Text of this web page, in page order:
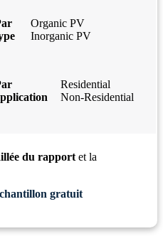
Organic PV
Inorganic PV
Residential
Non-Residential
du rapport et la
gratuit